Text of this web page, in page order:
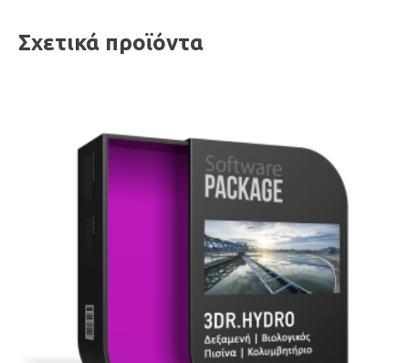
Σχετικά προϊόντα